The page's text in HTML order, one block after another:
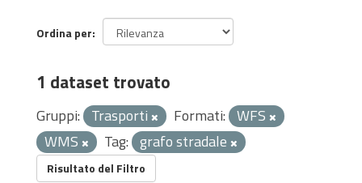
Ordina per
1 dataset trovato
Gruppi: Trasporti Formati: WFS
WMS
Tag: grafo stradale
Risultato del Filtro